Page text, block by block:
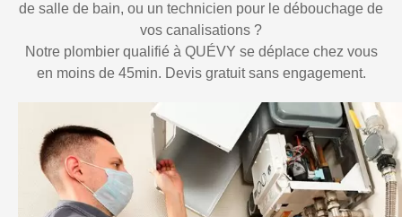
de salle de bain, ou un technicien pour le débouchage de
vos canalisations ?
Notre plombier qualifié à QUÉVY se déplace chez vous
en moins de 45min. Devis gratuit sans engagement.